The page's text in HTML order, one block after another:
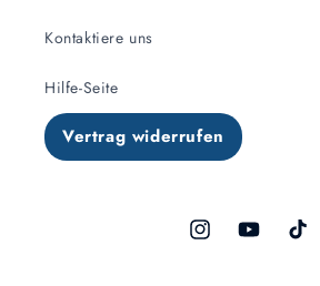
Kontaktiere uns
Hilfe-Seite
Vertrag widerrufen
InstagramYouTubeTikTok